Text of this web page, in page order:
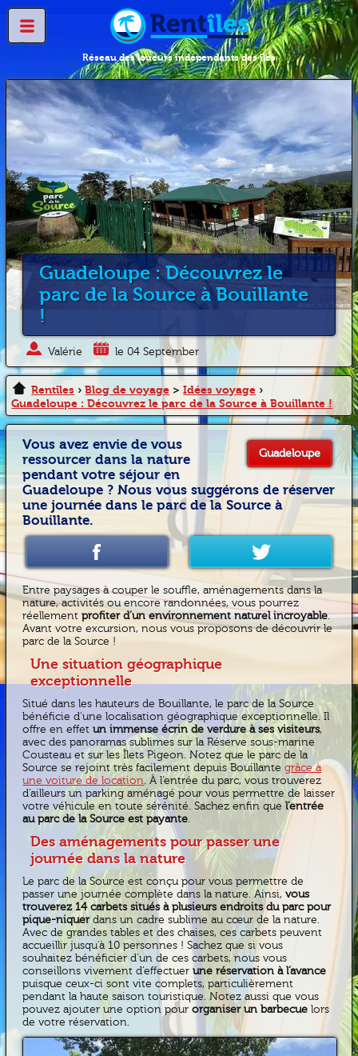
Réseau des loueurs indépendants des îles
Guadeloupe : Découvrez le
parc de la Source à Bouillante
!
Valérie le 04 September
Rentîles › Blog de voyage > Idées voyage ›
Guadeloupe : Découvrez le parc de la Source à Bouillante !
Guadeloupe
Vous avez envie de vous
ressourcer dans la nature
pendant votre séjour en
Guadeloupe ? Nous vous suggérons de réserver
une journée dans le parc de la Source à
Bouillante.
Entre paysages à couper le souffle, aménagements dans la
nature, activités ou encore randonnées, vous pourrez
réellementprofiter d’un environnement naturel incroyable.
Avant votre excursion, nous vous proposons de découvrir le
parc de la Source !
Une situation géographique
exceptionnelle
Situé dans les hauteurs de Bouillante, le parc de la Source
bénéficie d’une localisation géographique exceptionnelle. Il
offre en effetun immense écrin de verdure à ses visiteurs,
avec des panoramas sublimes sur la Réserve sous-marine
Cousteau et sur les Îlets Pigeon. Notez que le parc de la
Source se rejoint très facilement depuis Bouillantegrâce à
une voiture de location. À l’entrée du parc, vous trouverez
d’ailleurs un parking aménagé pour vous permettre de laisser
votre véhicule en toute sérénité. Sachez enfin quel’entrée
au parc de la Source est payante.
Des aménagements pour passer une
journée dans la nature
Le parc de la Source est conçu pour vous permettre de
passer une journée complète dans la nature. Ainsi,vous
trouverez 14 carbets situés à plusieurs endroits du parc pour
pique-niquerdans un cadre sublime au cœur de la nature.
Avec de grandes tables et des chaises, ces carbets peuvent
accueillir jusqu’à 10 personnes ! Sachez que si vous
souhaitez bénéficier d’un de ces carbets, nous vous
conseillons vivement d’effectuerune réservation à l’avance
puisque ceux-ci sont vite complets, particulièrement
pendant la haute saison touristique. Notez aussi que vous
pouvez ajouter une option pourorganiser un barbecuelors
de votre réservation.